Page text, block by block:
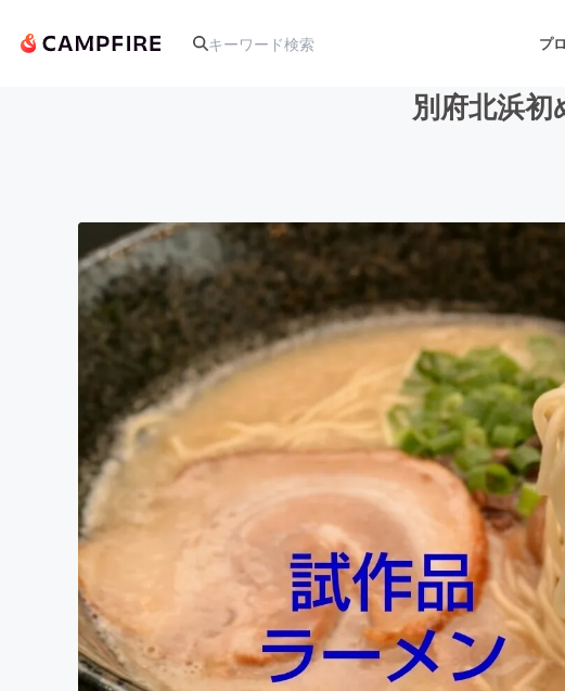
プ
アート・写真
テクノロジー・ガジェット ゲーム
映像・映画 書籍・
ビジネス・起業 チャレ
まちづくり・地域活性化
別府北浜